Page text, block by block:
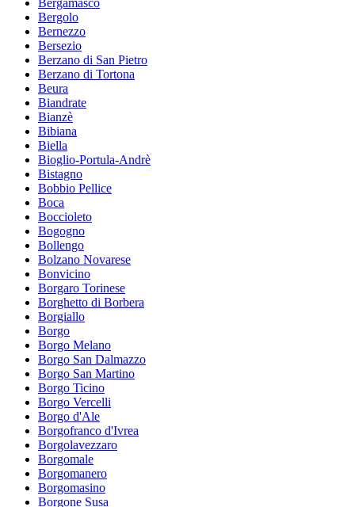
Bergolo
Bernezzo
Bersezio
Berzano di San Pietro
Berzano di Tortona
Beura
Biandrate
Bianzè
Bibiana
Biella
Bioglio-Portula-Andrè
Bistagno
Bobbio Pellice
Boca
Boccioleto
Bogogno
Bollengo
Bolzano Novarese
Bonvicino
Borgaro Torinese
Borghetto di Borbera
Borgiallo
Borgo
Borgo Melano
Borgo San Dalmazzo
Borgo San Martino
Borgo Ticino
Borgo Vercelli
Borgo d'Ale
Borgofranco d'Ivrea
Borgolavezzaro
Borgomale
Borgomanero
Borgomasino
Borgone Susa